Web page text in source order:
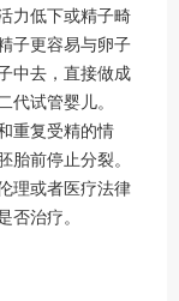
力低下或精子畸
子更容易与卵子
中去，直接做成
试管婴儿。
重复受精的情
前停止分裂。
理或者医疗法律
治疗。